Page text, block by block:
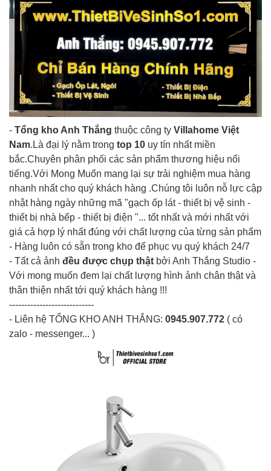
- Tổng kho Anh Thắng thuộc công ty Villahome Việt
Nam.Là đại lý nằm trong top 10 uy tín nhất miền
bắc.Chuyên phân phối các sản phẩm thương hiệu nổi
tiếng.Với Mong Muốn mang lại sự trải nghiệm mua hàng
nhanh nhất cho quý khách hàng .Chúng tôi luôn nỗ lực cập
nhật hàng ngày những mã "gạch ốp lát - thiết bị vệ sinh -
thiết bị nhà bếp - thiết bị điện "... tốt nhất và mới nhất với
giá cả hợp lý nhất đúng với chất lượng của từng sản phẩm
- Hàng luôn có sẵn trong kho để phục vụ quý khách 24/7
- Tất cả ảnh đều được chụp thật bởi Anh Thắng Studio -
Với mong muốn đem lại chất lượng hình ảnh chân thật và
thân thiện nhất tới quý khách hàng !!!
----------------------------
- Liên hệ TỔNG KHO ANH THẮNG: 0945.907.772 ( có
zalo - messenger... )